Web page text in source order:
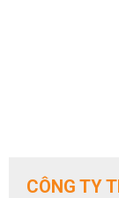
CÔNG TY